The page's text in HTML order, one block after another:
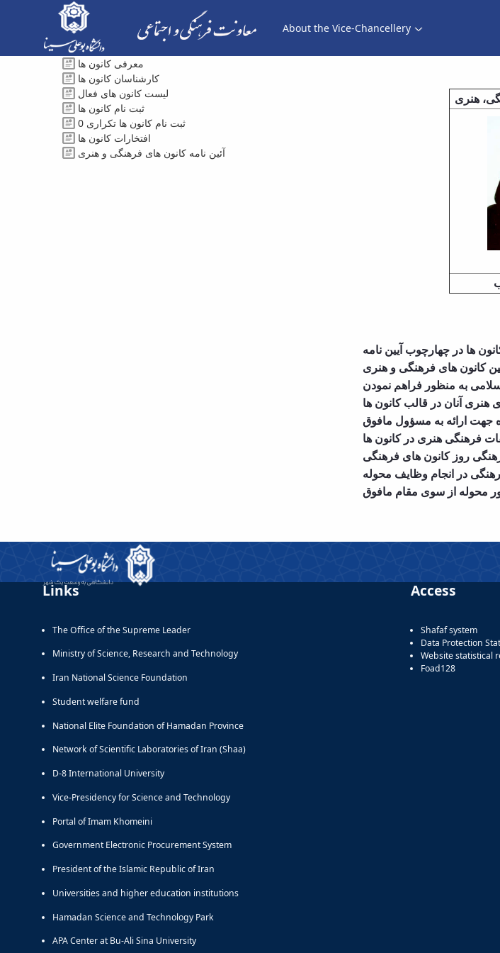
About the Vice-Chancellery
کارشناسان - معاونت فرهنگی
معرفی کانون ها
کارشناسان کانون ها
لیست کانون های فعال
ثبت نام کانون ها
ثبت نام کانون ها تکراری 0
افتخارات کانون ها
آئین نامه کانون های فرهنگی و هنری
هنری
ها در چهارچوب آیین نامه
کانون های فرهنگی و هنری
به منظور فراهم نمودن
هنری آنان در قالب کانون ها
جهت ارائه به مسؤول مافوق
فرهنگی هنری در کانون ها
روز کانون های فرهنگی
در انجام وظایف محوله
محوله از سوی مقام مافوق
Links
The Office of the Supreme Leader
Ministry of Science, Research and Technology
Iran National Science Foundation
Student welfare fund
National Elite Foundation of Hamadan Province
Network of Scientific Laboratories of Iran (Shaa)
D-8 International University
Vice-Presidency for Science and Technology
Portal of Imam Khomeini
Government Electronic Procurement System
President of the Islamic Republic of Iran
Universities and higher education institutions
Hamadan Science and Technology Park
APA Center at Bu-Ali Sina University
Access
Shafaf system
Data Protection
Website statistical
Foad128